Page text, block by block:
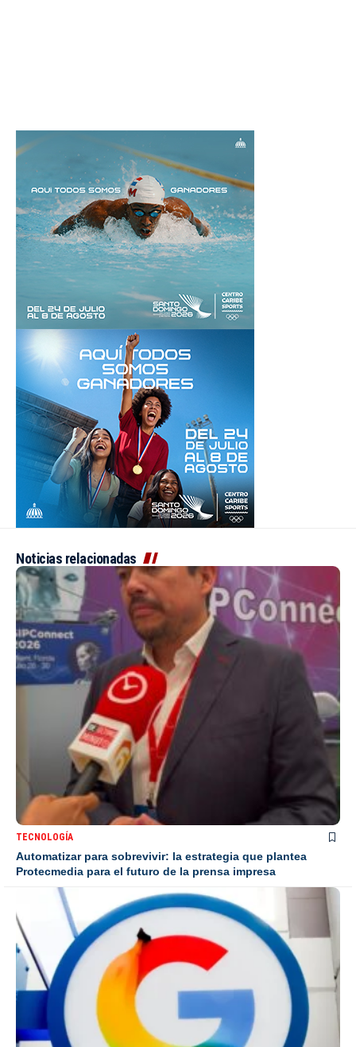
Noticias relacionadas
TECNOLOGÍA
Automatizar para sobrevivir: la estrategia que plantea
Protecmedia para el futuro de la prensa impresa